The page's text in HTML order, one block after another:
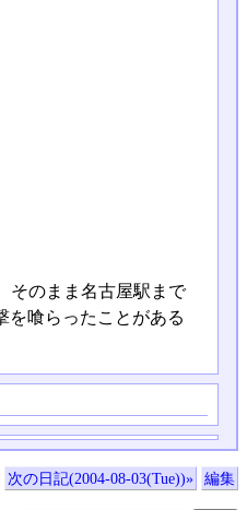
そのまま名古屋駅まで
を喰らったことがある
次の日記(2004-08-03(Tue))» 編集